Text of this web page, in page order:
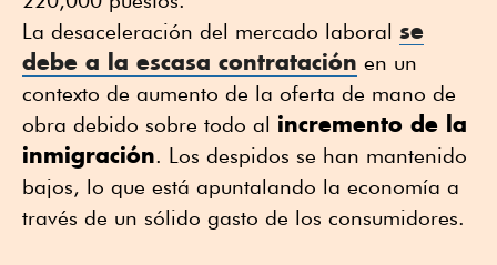
La desaceleración del mercado laboral se
debe a la escasa contratación en un
contexto de aumento de la oferta de mano de
obra debido sobre todo al incremento de la
inmigración. Los despidos se han mantenido
bajos, lo que está apuntalando la economía a
través de un sólido gasto de los consumidores.